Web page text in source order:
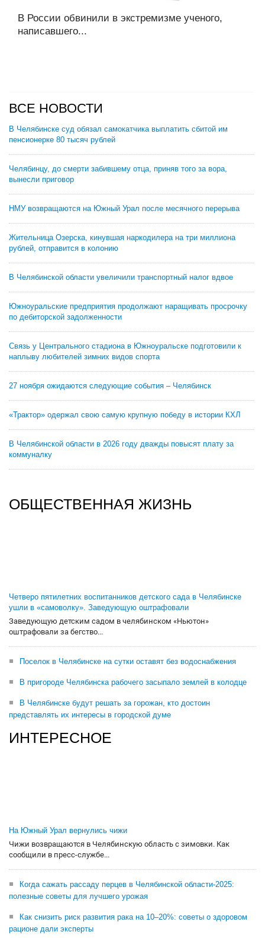
В России обвинили в экстремизме ученого,
написавшего...
ВСЕ НОВОСТИ
В Челябинске суд обязал самокатчика выплатить сбитой им
пенсионерке 80 тысяч рублей
Челябинцу, до смерти забившему отца, приняв того за вора,
вынесли приговор
НМУ возвращаются на Южный Урал после месячного перерыва
Жительница Озерска, кинувшая наркодилера на три миллиона
рублей, отправится в колонию
В Челябинской области увеличили транспортный налог вдвое
Южноуральские предприятия продолжают наращивать просрочку
по дебиторской задолженности
Связь у Центрального стадиона в Южноуральске подготовили к
наплыву любителей зимних видов спорта
27 ноября ожидаются следующие события – Челябинск
«Трактор» одержал свою самую крупную победу в истории КХЛ
В Челябинской области в 2026 году дважды повысят плату за
коммуналку
ОБЩЕСТВЕННАЯ ЖИЗНЬ
Четверо пятилетних воспитанников детского сада в Челябинске
ушли в «самоволку». Заведующую оштрафовали
Заведующую детским садом в челябинском «Ньютон»
оштрафовали за бегство...
Поселок в Челябинске на сутки оставят без водоснабжения
В пригороде Челябинска рабочего засыпало землей в колодце
В Челябинске будут решать за горожан, кто достоин
представлять их интересы в городской думе
ИНТЕРЕСНОЕ
На Южный Урал вернулись чижи
Чижи возвращаются в Челябинскую область с зимовки. Как
сообщили в пресс-службе...
Когда сажать рассаду перцев в Челябинской области-2025:
полезные советы для лучшего урожая
Как снизить риск развития рака на 10–20%: советы о здоровом
рационе дали эксперты